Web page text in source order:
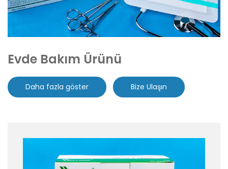
Evde Bakım Ürünü
Daha fazla göster Bize Ulaşın